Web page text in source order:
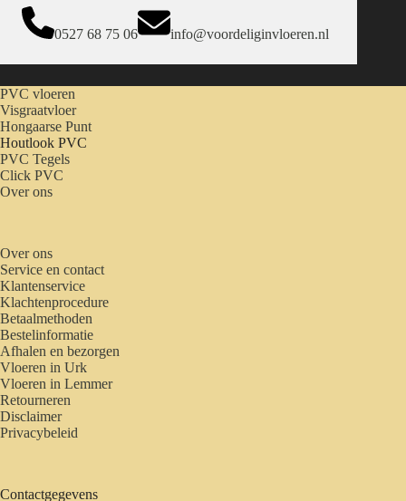
0527 68 75 06 info@voordeliginvloeren.nl
PVC vloeren
Visgraatvloer
Hongaarse Punt
Houtlook PVC
PVC Tegels
Click PVC
Over ons
Over ons
Service en contact
Klantenservice
Klachtenprocedure
Betaalmethoden
Bestelinformatie
Afhalen en bezorgen
Vloeren in Urk
Vloeren in Lemmer
Retourneren
Disclaimer
Privacybeleid
Contactgegevens